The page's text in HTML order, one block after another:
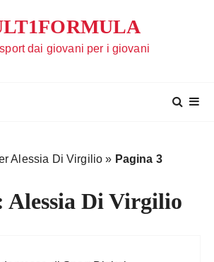
dai giovani per i giovani
Alessia Di Virgilio » Pagina 3
Alessia Di Virgilio